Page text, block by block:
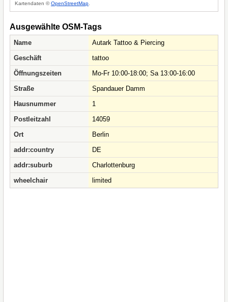
Kartendaten ©OpenStreetMap
Ausgewählte OSM-Tags
Name
Autark Tattoo & Piercing
Geschäft
tattoo
Öffnungszeiten
Mo-Fr 10:00-18:00; Sa 13:00-16:00
Straße
Spandauer Damm
Hausnummer
1
Postleitzahl
14059
Ort
Berlin
addr:country
DE
addr:suburb
Charlottenburg
wheelchair
limited